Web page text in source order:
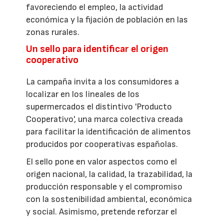
favoreciendo el empleo, la actividad
económica y la fijación de población en las
zonas rurales.
Un sello para identificar el origen
cooperativo
La campaña invita a los consumidores a
localizar en los lineales de los
supermercados el distintivo 'Producto
Cooperativo', una marca colectiva creada
para facilitar la identificación de alimentos
producidos por cooperativas españolas.
El sello pone en valor aspectos como el
origen nacional, la calidad, la trazabilidad, la
producción responsable y el compromiso
con la sostenibilidad ambiental, económica
y social. Asimismo, pretende reforzar el